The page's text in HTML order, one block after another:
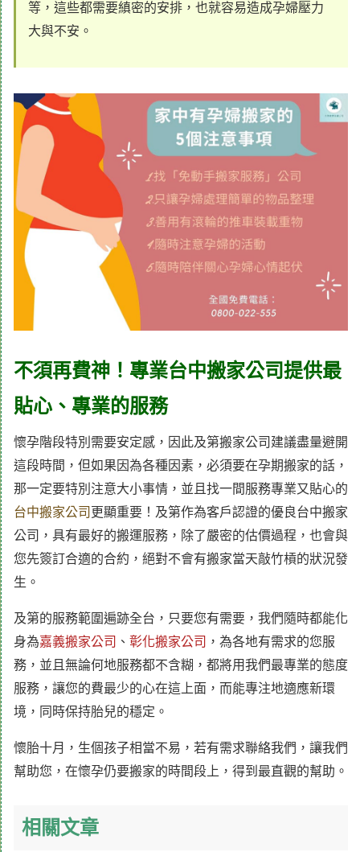
等，這些都需要縝密的安排，也就容易造成孕婦壓力
大與不安。
不須再費神！專業台中搬家公司提供最
貼心、專業的服務
懷孕階段特別需要安定感，因此及第搬家公司建議盡量避開
這段時間，但如果因為各種因素，必須要在孕期搬家的話，
那一定要特別注意大小事情，並且找一間服務專業又貼心的
台中搬家公司 更顯重要！及第作為客戶認證的優良台中搬家
公司，具有最好的搬運服務，除了嚴密的估價過程，也會與
您先簽訂合適的合約，絕對不會有搬家當天敲竹槓的狀況發
生。
及第的服務範圍遍跡全台，只要您有需要，我們隨時都能化
身為嘉義搬家公司 、 彰化搬家公司 ，為各地有需求的您服
務，並且無論何地服務都不含糊，都將用我們最專業的態度
服務，讓您的費最少的心在這上面，而能專注地適應新環
境，同時保持胎兒的穩定。
懷胎十月，生個孩子相當不易，若有需求聯絡我們，讓我們
幫助您，在懷孕仍要搬家的時間段上，得到最直觀的幫助。
相關文章